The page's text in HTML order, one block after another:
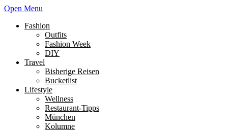
Open Menu
Fashion
Outfits
Fashion Week
DIY
Travel
Bisherige Reisen
Bucketlist
Lifestyle
Wellness
Restaurant-Tipps
München
Kolumne